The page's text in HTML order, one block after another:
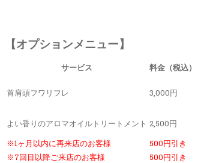
【オプションメニュー】
サービス 料金（税込）
首肩頭フワリフレ 3,000円
よい香りのアロマオイルトリートメント 2,500円
※1ヶ月以内に再来店のお客様
500円引き
※7回目以降ご来店のお客様
500円引き